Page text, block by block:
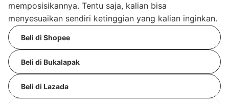
memposisikannya. Tentu saja, kalian bisa
menyesuaikan sendiri ketinggian yang kalian inginkan.
Beli di Shopee
Beli di Bukalapak
Beli di Lazada